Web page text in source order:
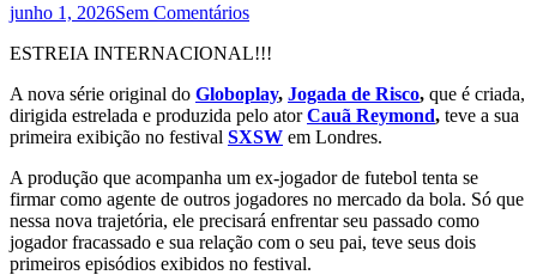
junho 1, 2026Sem Comentários
ESTREIA INTERNACIONAL!!!
A nova série original do Globoplay, Jogada de Risco, que é criada,
dirigida estrelada e produzida pelo atorCauã Reymond, teve a sua
primeira exibição no festival SXSW em Londres.
A produção que acompanha um ex-jogador de futebol tenta se
firmar como agente de outros jogadores no mercado da bola. Só que
nessa nova trajetória, ele precisará enfrentar seu passado como
jogador fracassado e sua relação com o seu pai, teve seus dois
primeiros episódios exibidos no festival.